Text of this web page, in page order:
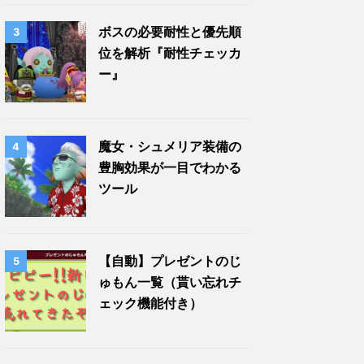
3
ボスの必要耐性と優先順
位を解析『耐性チェッカ
ー』
4
魔女・シュメリア装備の
豊胸効果が一目でわかる
ツール
5
【自動】プレゼントのじ
ゅもん一覧（貰い忘れチ
ェック機能付き）